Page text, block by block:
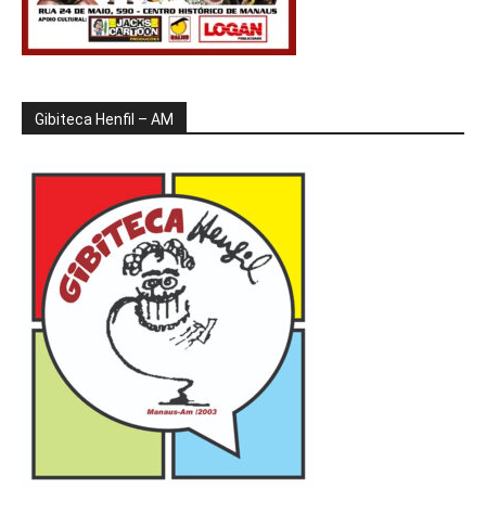
Gibiteca Henfil – AM